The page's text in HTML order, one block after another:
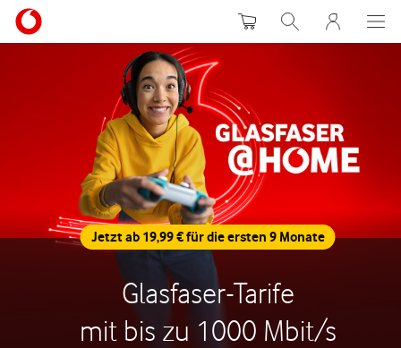
WarenkorbSuche MeinVodafone
Jetzt ab 19,99 € für die ersten 9 Monate
Glasfaser-Tarife
mit bis zu 1000 Mbit/s